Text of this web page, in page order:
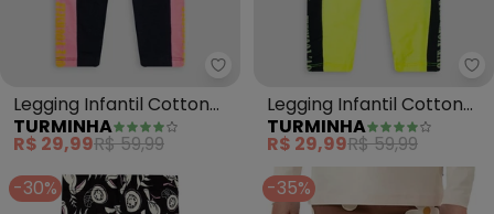
Turminha - Legging Infantil
Legging Infantil Cotton
(Preto)
TURMINHA
R$ 29,99R$ 59,99
Legging Infantil Cotton
(Amarelo)
TURMINHA
R$ 29,99R$ 59,99
-30%
-35%